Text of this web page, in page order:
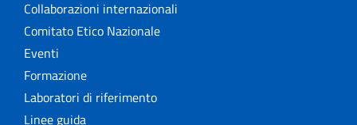
Collaborazioni internazionali
Comitato Etico Nazionale
Eventi
Formazione
Laboratori di riferimento
Linee guida